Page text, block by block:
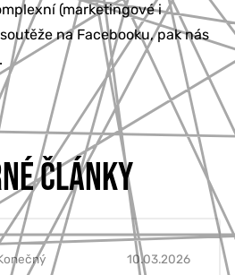
(marketingové i
na Facebooku, pak nás
ČLÁNKY
10.03.2026